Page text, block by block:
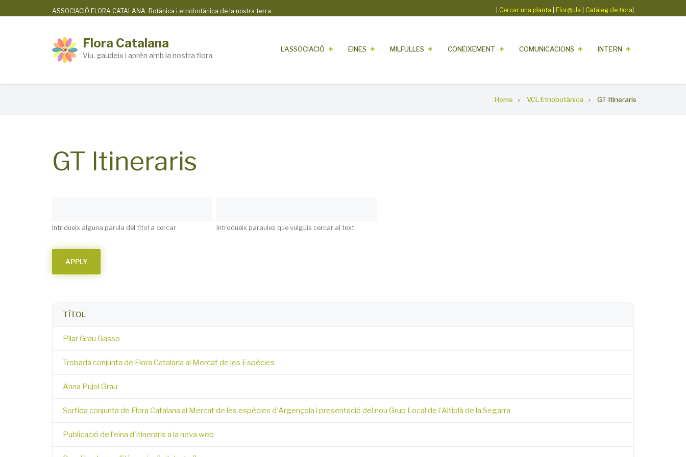
ASSOCIACIÓ FLORA CATALANA. Botànica i etnobotànica de la nostra terra. Cercar una planta Flor@ula Catàleg de flora
Flora Catalana
Viu, gaudeix i aprèn amb la nostra flora
L'ASSOCIACIÓ EINES MILFULLES CONEIXEMENT COMUNICACIONS INTERN
Home VCL Etnobotànica GT Itineraris
GT Itineraris
Intridueix alguna parula del títol a cercar Introdueix paraules que vulguis cercar al text
TÍTOL
Pilar Grau Gasso
Trobada conjunta de Flora Catalana al Mercat de les Espècies
Anna Pujol Grau
Sortida conjunta de Flora Catalana al Mercat de les espècies d'Argençola i presentació del nou Grup Local de l'Altiplà de la Segarra
Publicació de l'eina d'itineraris a la nova web